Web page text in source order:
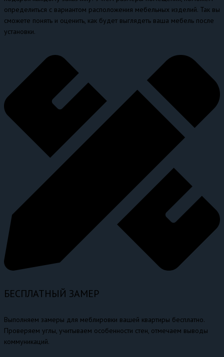
определиться с вариантом расположения мебельных изделий. Так вы
сможете понять и оценить, как будет выглядеть ваша мебель после
установки.
БЕСПЛАТНЫЙ ЗАМЕР
Выполняем замеры для меблировки вашей квартиры бесплатно.
Проверяем углы, учитываем особенности стен, отмечаем выводы
коммуникаций.